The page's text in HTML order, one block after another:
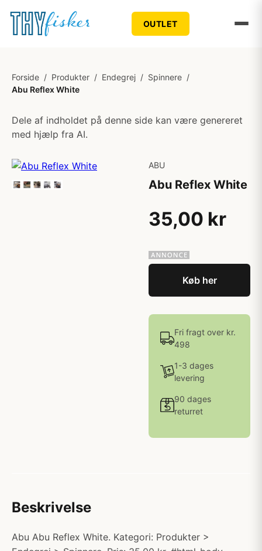
OUTLET
Forside / Produkter / Endegrej / Spinnere /
Abu Reflex White
Dele af indholdet på denne side kan være genereret
med hjælp fra AI.
ABU
Abu Reflex White
35,00 kr
Køb her
Fri fragt over kr.
498
1-3 dages
levering
90 dages
returret
Beskrivelse
Abu Abu Reflex White. Kategori: Produkter >